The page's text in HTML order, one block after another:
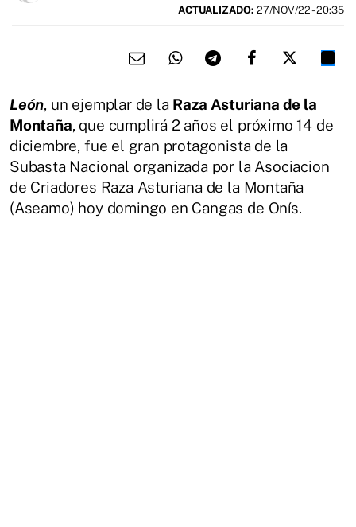
ACTUALIZADO: 27/NOV/22 - 20:35
León, un ejemplar de la Raza Asturiana de la
Montaña, que cumplirá 2 años el próximo 14 de
diciembre, fue el gran protagonista de la
Subasta Nacional organizada por la Asociacion
de Criadores Raza Asturiana de la Montaña
(Aseamo) hoy domingo en Cangas de Onís.